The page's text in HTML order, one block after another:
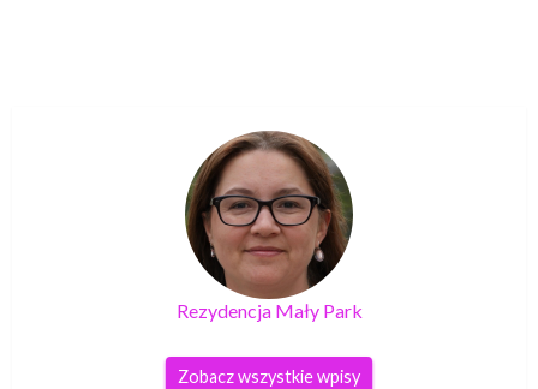
Rezydencja Mały Park
Zobacz wszystkie wpisy